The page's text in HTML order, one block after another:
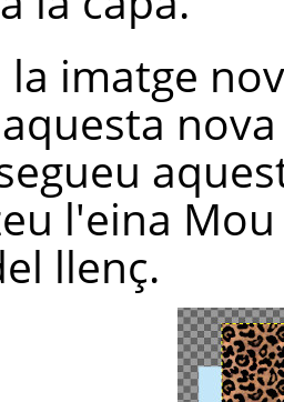
imatge
l'eina
llenç.